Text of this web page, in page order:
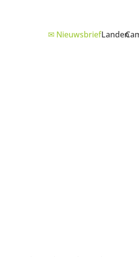
✉ NieuwsbriefLanden